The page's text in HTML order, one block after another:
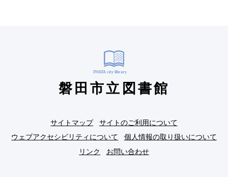
磐田市立図書館
サイトマップ
サイトのご利用について
ウェブアクセシビリティについて
個人情報の取り扱いについて
リンク
お問い合わせ